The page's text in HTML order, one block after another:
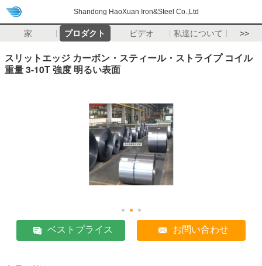
Shandong HaoXuan Iron&Steel Co.,Ltd
家 プロダクト ビデオ 私達について >>
スリットエッジ カーボン・スティール・ストライプ コイル
重量 3-10T 強度 明るい表面
ベストプライス お問い合わせ